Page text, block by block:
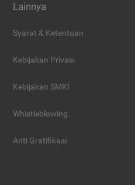
Lainnya
Syarat & Ketentuan
Kebijakan Privasi
Kebijakan SMKI
Whistleblowing
Anti Gratifikasi